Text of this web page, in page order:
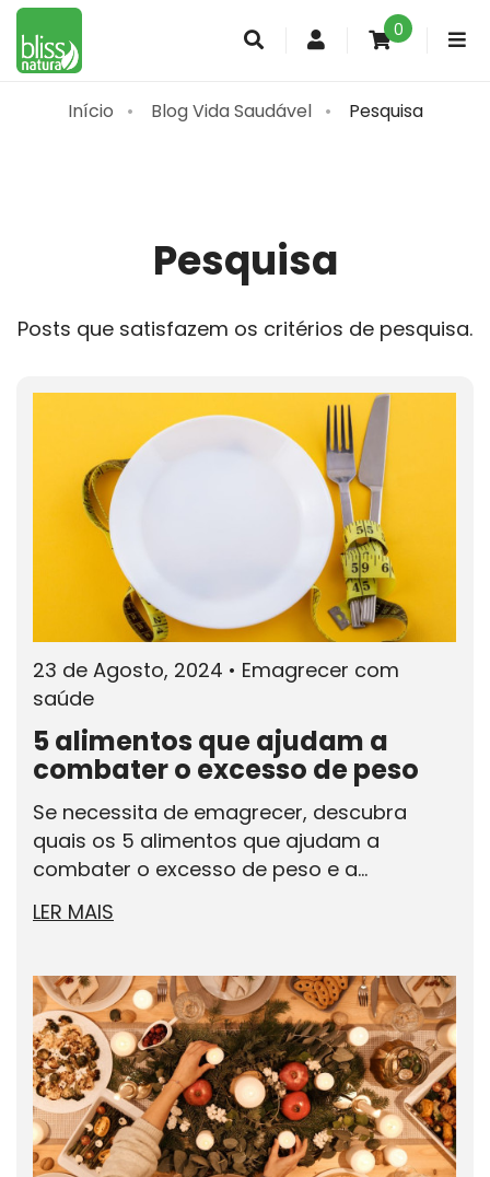
Conta 0
Início Blog Vida Saudável Pesquisa
Pesquisa
Posts que satisfazem os critérios de pesquisa.
23 de Agosto, 2024 • Emagrecer com
saúde
5 alimentos que ajudam a
combater o excesso de peso
Se necessita de emagrecer, descubra
quais os 5 alimentos que ajudam a
combater o excesso de peso e a...
LER MAIS